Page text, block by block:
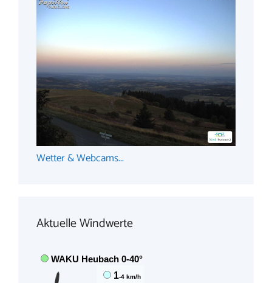
Wetter & Webcams...
Aktuelle Windwerte